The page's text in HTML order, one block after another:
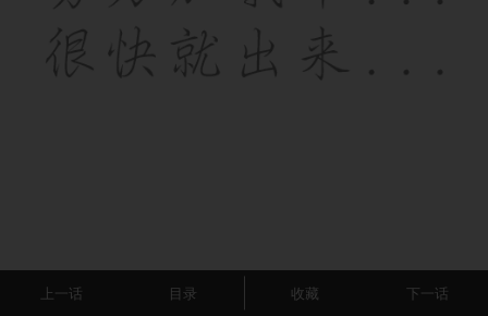
上一话 目录 收藏 下一话